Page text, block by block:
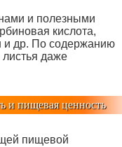
и полезными
кислота,
и др. По содержанию
листья даже
и пищевая ценность
пищевой